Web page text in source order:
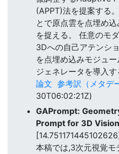
(APPT)法を提案する
とで原点雲を点埋め
を捉える。 任意のモ
3Dへの自己アテンシ
を点埋め込みモジュ
ジェネレータを導入す
論文 参考訳（メタデ
30T06:02:21Z)
GAPrompt:
Prompt for 3D
[14.751171445102626]
本稿では,3次元視覚モ